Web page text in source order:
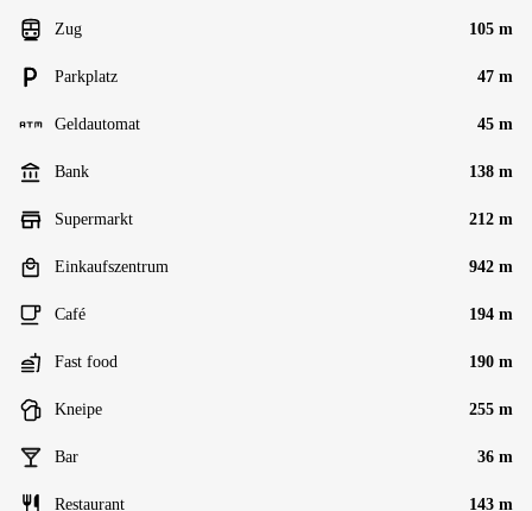
Zug 105 m
Parkplatz 47 m
Geldautomat 45 m
Bank 138 m
Supermarkt 212 m
Einkaufszentrum 942 m
Café 194 m
Fast food 190 m
Kneipe 255 m
Bar 36 m
Restaurant 143 m